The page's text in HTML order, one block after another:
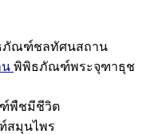
ภัณฑ์ชลทัศนสถาน
พิพิธภัณฑ์พระจุฑาธุช
พืชมีชีวิต
มุนไพร